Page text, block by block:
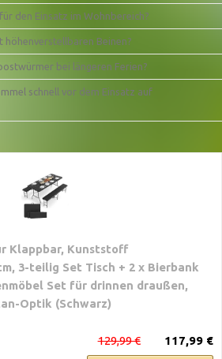
den Einsatz im Wohnbereich?
Beinen?
bei längeren Ferien?
schnell vor dem Einsatz auf
Klappbar, Kunststoff
3-teilig Set Tisch + 2 x Bierbank
Set für drinnen draußen,
Optik (Schwarz)
117,99 €
129,99 €